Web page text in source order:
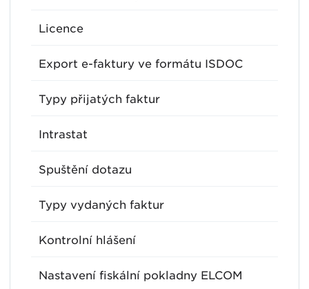
Licence
Export e-faktury ve formátu ISDOC
Typy přijatých faktur
Intrastat
Spuštění dotazu
Typy vydaných faktur
Kontrolní hlášení
Nastavení fiskální pokladny ELCOM